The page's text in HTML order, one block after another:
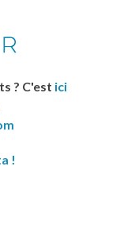
? C'est ici
!